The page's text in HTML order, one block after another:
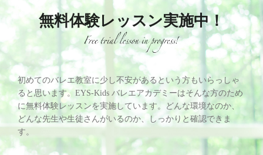
無料体験レッスン実施中！
初めてのバレエ教室に少し不安があるという方もいらっしゃ
ると思います。EYS-Kids バレエアカデミーはそんな方のため
に無料体験レッスンを実施しています。どんな環境なのか、
どんな先生や生徒さんがいるのか、しっかりと確認できま
す。